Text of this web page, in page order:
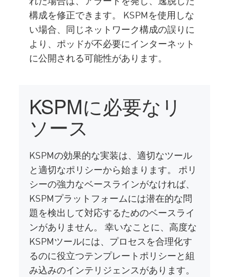
構成を修正できます。 KSPMを使用しな
い場合、同じネットワーク構成の誤りに
より、ポッドが不必要にインターネット
に公開される可能性があります。
KSPMに必要なリ
ソース
KSPMの効果的な実装は、適切なツール
と適切なポリシーから始まります。 ポリ
シーの強力なベースラインがなければ、
KSPMプラットフォームには潜在的な問
題を検出して対応するためのベースライ
ンがありません。 幸いなことに、高度な
KSPMツールには、プロセスを合理化す
るのに役立つテンプレートポリシーと組
み込みのインテリジェンスがあります。